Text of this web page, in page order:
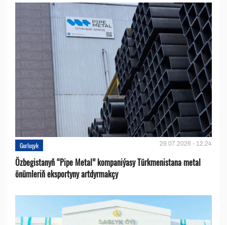
Gurluşyk 29.07.2026 - 12:24
Özbegistanyň “Pipe Metal” kompaniýasy Türkmenistana metal
önümleriň eksportyny artdyrmakçy